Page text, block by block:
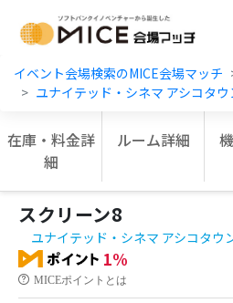
イベント会場検索のMICE会場マッチ
ユナイテッド・シネマ アシコタ
在庫・料金詳
細
ルーム詳細
スクリーン8
ユナイテッド・シネマ アシコタウ
1%
MICEポイントとは